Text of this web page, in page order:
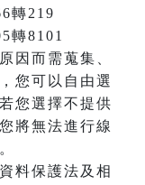
轉219
8101
因而需蒐集、
您可以自由選
您選擇不提供
將無法進行線
料保護法及相